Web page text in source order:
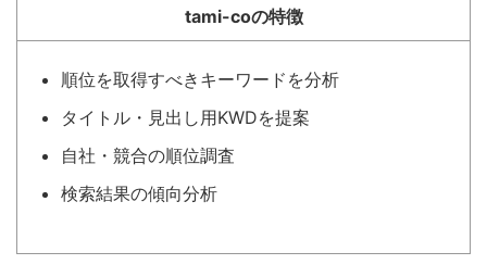
tami-coの特徴
順位を取得すべきキーワードを分析
タイトル・見出し用KWDを提案
自社・競合の順位調査
検索結果の傾向分析